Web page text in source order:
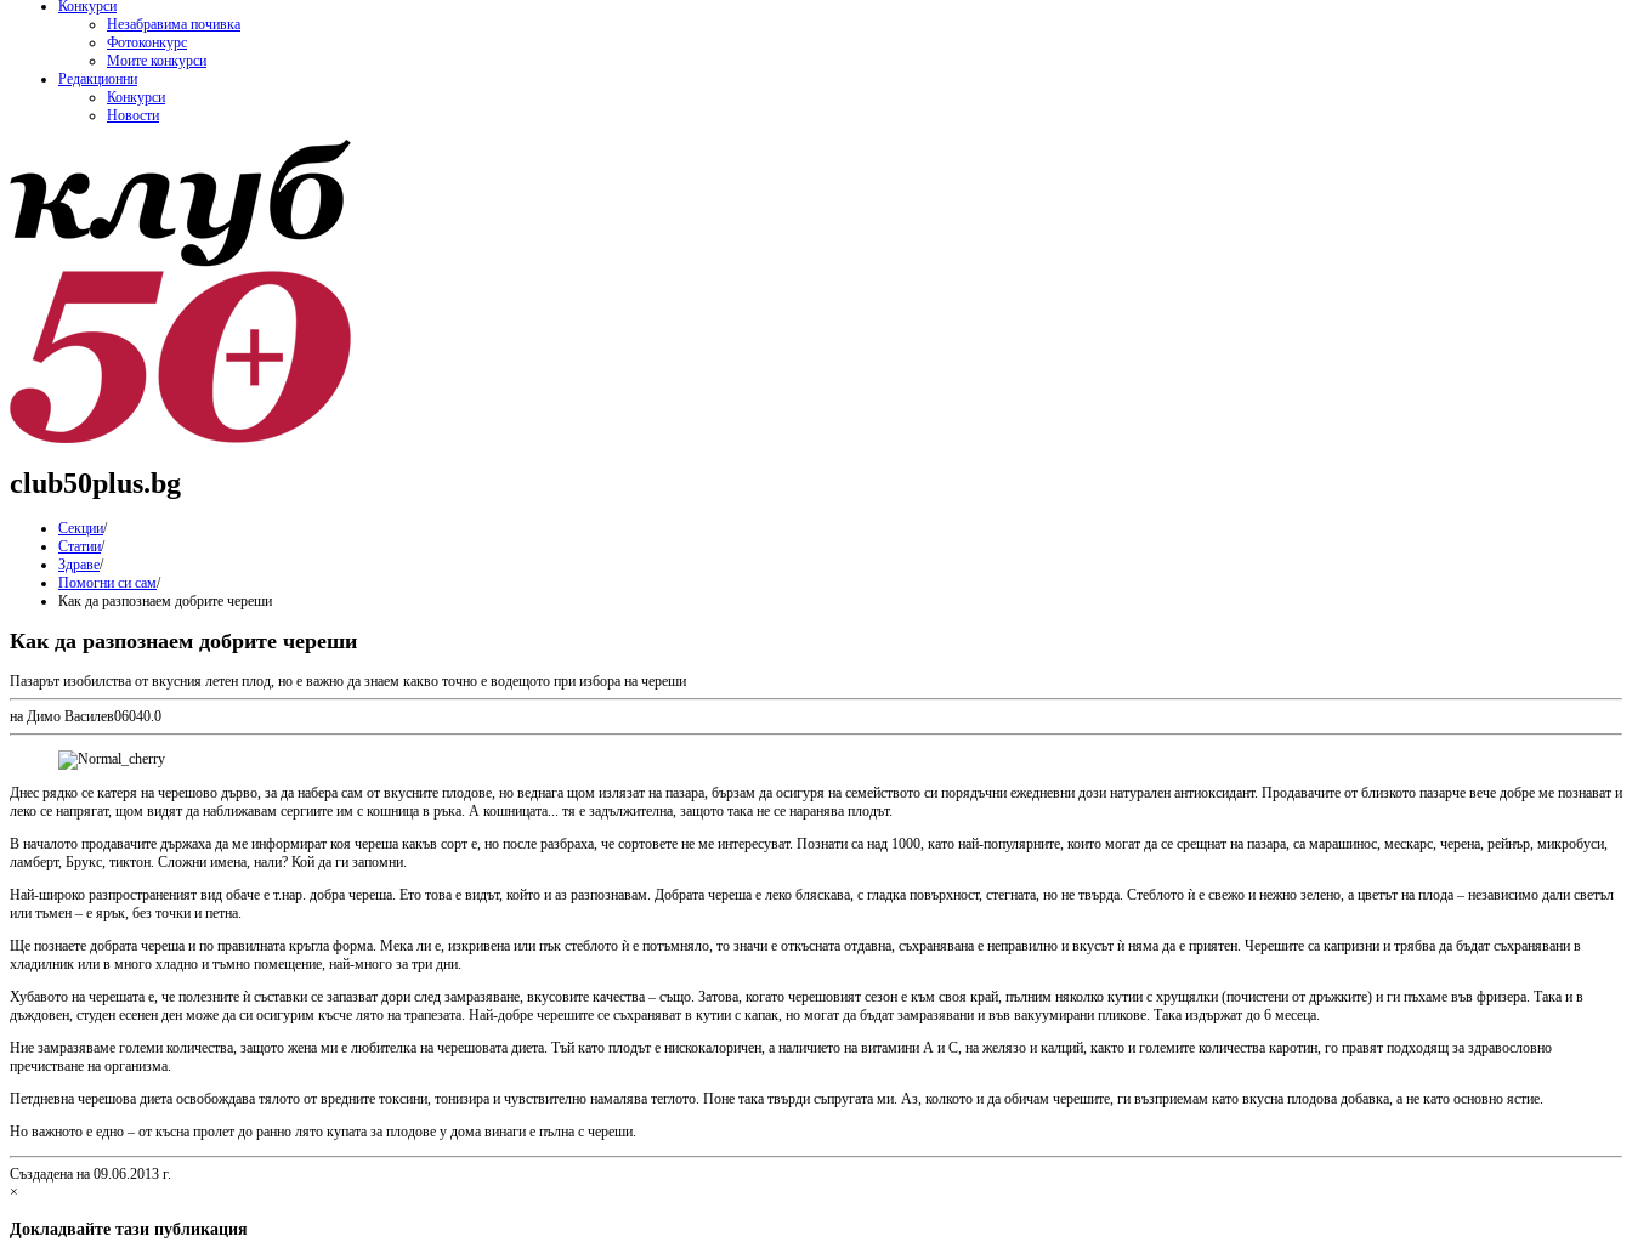
Конкурси
Незабравима почивка
Фотоконкурс
Моите конкурси
Редакционни
Конкурси
Новости
club50plus.bg
Секции/
Статии/
Здраве/
Помогни си сам/
Как да разпознаем добрите череши
Как да разпознаем добрите череши
Пазарът изобилства от вкусния летен плод, но е важно да знаем какво точно е водещото при избора на череши
на Димо Василев06040.0
Днес рядко се катеря на черешово дърво, за да набера сам от вкусните плодове, но веднага щом излязат на пазара, бързам да осигуря на семейството си порядъчни ежедневни дози натурален антиоксидант. Продавачите от близкото пазарче вече добре ме познават и
леко се напрягат, щом видят да наближавам сергиите им с кошница в ръка. А кошницата... тя е задължителна, защото така не се наранява плодът.
В началото продавачите държаха да ме информират коя череша какъв сорт е, но после разбраха, че сортовете не ме интересуват. Познати са над 1000, като най-популярните, които могат да се срещнат на пазара, са марашинос, мескарс, черена, рейнър, микробуси,
ламберт, Брукс, тиктон. Сложни имена, нали? Кой да ги запомни.
Най-широко разпространеният вид обаче е т.нар. добра череша. Ето това е видът, който и аз разпознавам. Добрата череша е леко бляскава, с гладка повърхност, стегната, но не твърда. Стеблото ѝ е свежо и нежно зелено, а цветът на плода – независимо дали светъл
или тъмен – е ярък, без точки и петна.
Ще познаете добрата череша и по правилната кръгла форма. Мека ли е, изкривена или пък стеблото ѝ е потъмняло, то значи е откъсната отдавна, съхранявана е неправилно и вкусът ѝ няма да е приятен. Черешите са капризни и трябва да бъдат съхранявани в
хладилник или в много хладно и тъмно помещение, най-много за три дни.
Хубавото на черешата е, че полезните ѝ съставки се запазват дори след замразяване, вкусовите качества – също. Затова, когато черешовият сезон е към своя край, пълним няколко кутии с хрущялки (почистени от дръжките) и ги пъхаме във фризера. Така и в
дъждовен, студен есенен ден може да си осигурим късче лято на трапезата. Най-добре черешите се съхраняват в кутии с капак, но могат да бъдат замразявани и във вакуумирани пликове. Така издържат до 6 месеца.
Ние замразяваме големи количества, защото жена ми е любителка на черешовата диета. Тъй като плодът е нискокалоричен, а наличието на витамини А и С, на желязо и калций, както и големите количества каротин, го правят подходящ за здравословно
пречистване на организма.
Петдневна черешова диета освобождава тялото от вредните токсини, тонизира и чувствително намалява теглото. Поне така твърди съпругата ми. Аз, колкото и да обичам черешите, ги възприемам като вкусна плодова добавка, а не като основно ястие.
Но важното е едно – от късна пролет до ранно лято купата за плодове у дома винаги е пълна с череши.
Създадена на 09.06.2013 г.
×
Докладвайте тази публикация